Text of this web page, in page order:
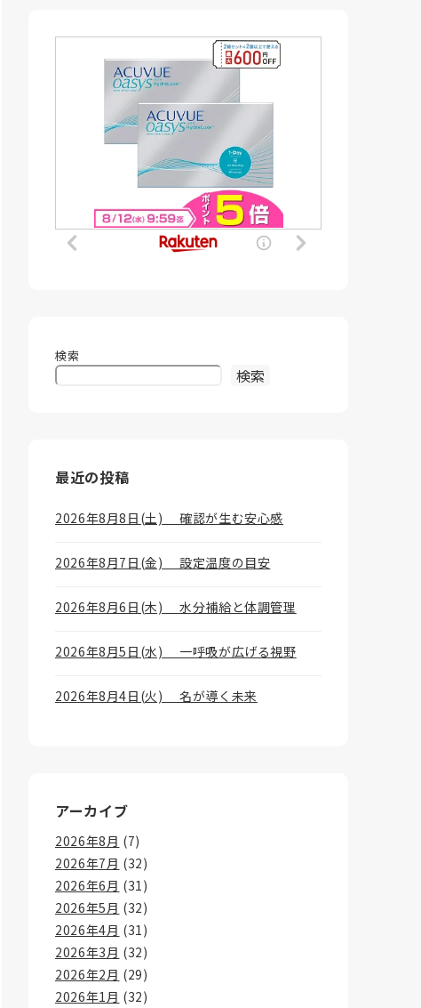
検索
検索
最近の投稿
2026年8月8日(土) 確認が生む安心感
2026年8月7日(金) 設定温度の目安
2026年8月6日(木) 水分補給と体調管理
2026年8月5日(水) 一呼吸が広げる視野
2026年8月4日(火) 名が導く未来
アーカイブ
2026年8月 (7)
2026年7月 (32)
2026年6月 (31)
2026年5月 (32)
2026年4月 (31)
2026年3月 (32)
2026年2月 (29)
2026年1月 (32)